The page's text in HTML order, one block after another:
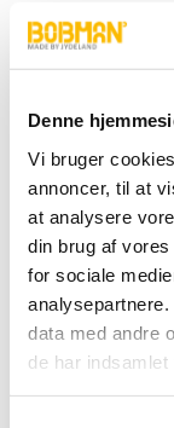
Denne
Vi bruger
annoncer, til at
at analysere
din brug af
for sociale
data med andre
de har indsamlet